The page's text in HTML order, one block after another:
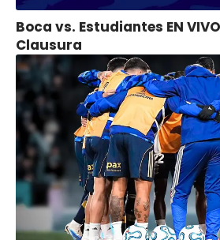
Boca vs. Estudiantes EN
Clausura